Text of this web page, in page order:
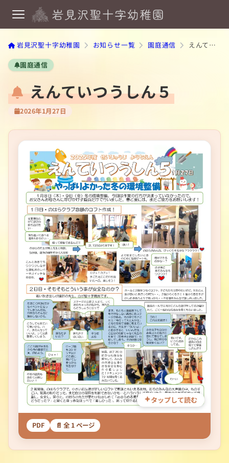
岩見沢聖十字幼稚園 お知らせ一覧 園庭通信 えんていつうしん５
園庭通信
えんていつうしん５
2026年1月27日
タップして読む
PDF 📄 全 1 ページ